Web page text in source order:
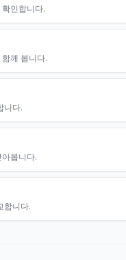
인합니다.
께 봅니다.
니다.
봅니다.
합니다.